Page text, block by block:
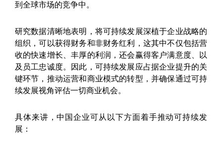
到全球市场的竞争中。
研究数据清晰地表明，将可持续发展深植于企业战略的
组织，可以获得财务和非财务红利，这其中不仅包括营
收的快速增长、丰厚的利润，还会赢得客户满意度、以
及员工忠诚度。因此，可持续发展应占据企业提升的关
键环节，推动运营和商业模式的转型，并确保通过可持
续发展视角评估一切商业机会。
具体来讲，中国企业可从以下方面着手推动可持续发
展：